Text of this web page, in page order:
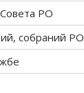
РО
собраний РО